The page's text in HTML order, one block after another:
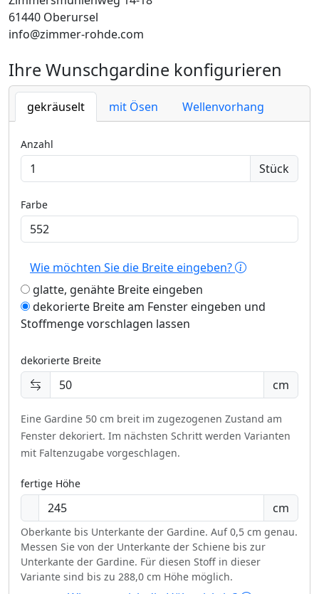
61440 Oberursel
info@zimmer-rohde.com
Ihre Wunschgardine konfigurieren
gekräuselt mit Ösen Wellenvorhang
Anzahl
Stück
Farbe
Wie möchten Sie die Breite eingeben?
glatte, genähte Breite eingeben
dekorierte Breite am Fenster eingeben und
Stoffmenge vorschlagen lassen
dekorierte Breite
cm
Eine Gardine 50 cm breit im zugezogenen Zustand am
Fenster dekoriert. Im nächsten Schritt werden Varianten
mit Faltenzugabe vorgeschlagen.
fertige Höhe
cm
Oberkante bis Unterkante der Gardine. Auf 0,5 cm genau.
Messen Sie von der Unterkante der Schiene bis zur
Unterkante der Gardine. Für diesen Stoff in dieser
Variante sind bis zu 288,0 cm Höhe möglich.